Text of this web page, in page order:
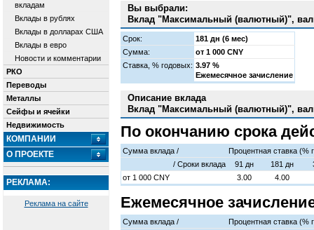
вкладам
Вклады в рублях
Вклады в долларах США
Вклады в евро
Новости и комментарии
РКО
Переводы
Металлы
Сейфы и ячейки
Недвижимость
КОМПАНИИ
О ПРОЕКТЕ
РЕКЛАМА:
Реклама на сайте
Вы выбрали:
Вклад "Максимальный (валютный)",
Срок:
181 дн (6 мес)
Сумма:
от 1 000 CNY
Cтавка, % годовых: 3.97 %
Ежемесячное зачисление
Описание вклада
Вклад "Максимальный (валютный)",
По окончанию срока
Сумма вклада /
Процентная ставка (%
/ Cроки вклада
91 дн 181 дн
от 1 000 CNY 3.00 4.00
Ежемесячное
Сумма вклада /
Процентная ставка (%